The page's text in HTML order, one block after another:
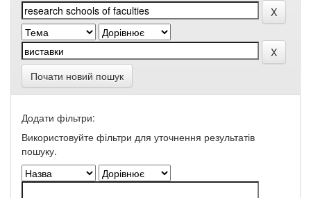
Почати новий пошук
Додати фільтри:
Використовуйте фільтри для уточнення результатів
пошуку.